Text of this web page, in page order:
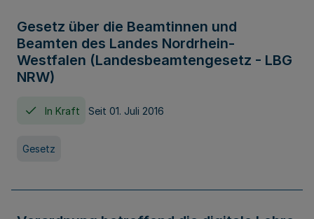
Gesetz über die Beamtinnen und
Beamten des Landes Nordrhein-
Westfalen (Landesbeamtengesetz - LBG
NRW)
In Kraft Seit 01. Juli 2016
Gesetz